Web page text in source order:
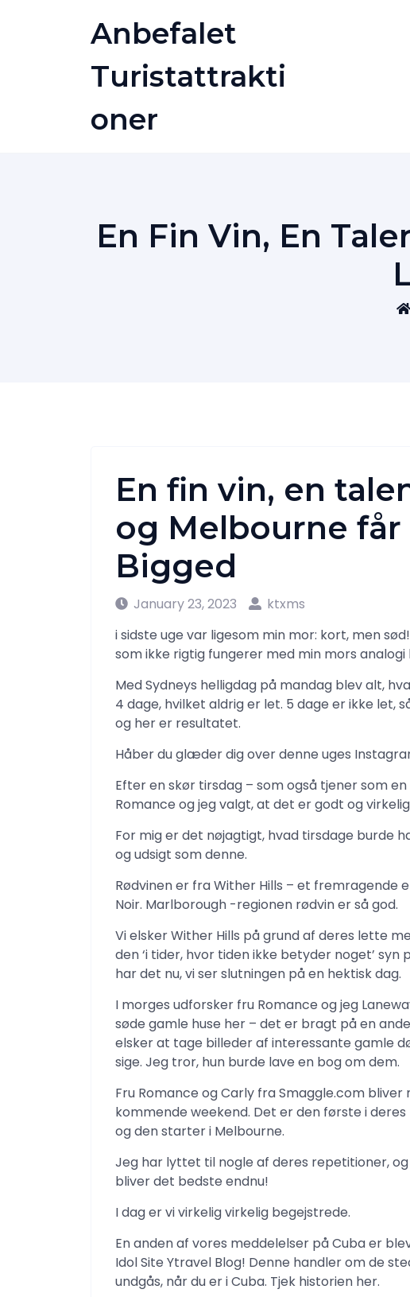
Anbefalet
Turistattrakti
Oner
En Fin Vin, En
En fin vin, en
og Melbourne
Bigged
January 23, 2023
ktxms
i sidste uge var ligesom min mor: kort, men
som ikke rigtig fungerer med min mors
Med Sydneys helligdag på mandag blev alt,
4 dage, hvilket aldrig er let. 5 dage er ikke let,
og her er resultatet.
Håber du glæder dig over denne uges
Efter en skør tirsdag – som også tjener som
Romance og jeg valgt, at det er godt og
For mig er det nøjagtigt, hvad tirsdage burde
og udsigt som denne.
Rødvinen er fra Wither Hills – et fremragende
Noir. Marlborough -regionen rødvin er så god.
Vi elsker Wither Hills på grund af deres lette
den ‘i tider, hvor tiden ikke betyder noget’
har det nu, vi ser slutningen på en hektisk dag.
I morges udforsker fru Romance og jeg
søde gamle huse her – det er bragt på en
elsker at tage billeder af interessante gamle
sige. Jeg tror, ​​hun burde lave en bog om dem.
Fru Romance og Carly fra Smaggle.com
kommende weekend. Det er den første i
og den starter i Melbourne.
Jeg har lyttet til nogle af deres repetitioner,
bliver det bedste endnu!
I dag er vi virkelig virkelig begejstrede.
En anden af ​​vores meddelelser på Cuba er
Idol Site Ytravel Blog! Denne handler om de
undgås, når du er i Cuba. Tjek historien her.